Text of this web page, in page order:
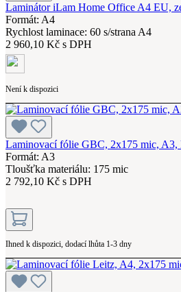
Laminátor iLam Home Office A4 EU,
Formát: A4
Rychlost laminace: 60 s/strana A4
2 960,10 Kč s DPH
Není k dispozici
Laminovací fólie GBC, 2x175 mic, A3,
Formát: A3
Tloušťka materiálu: 175 mic
2 792,10 Kč s DPH
Ihned k dispozici, dodací lhůta 1-3 dny